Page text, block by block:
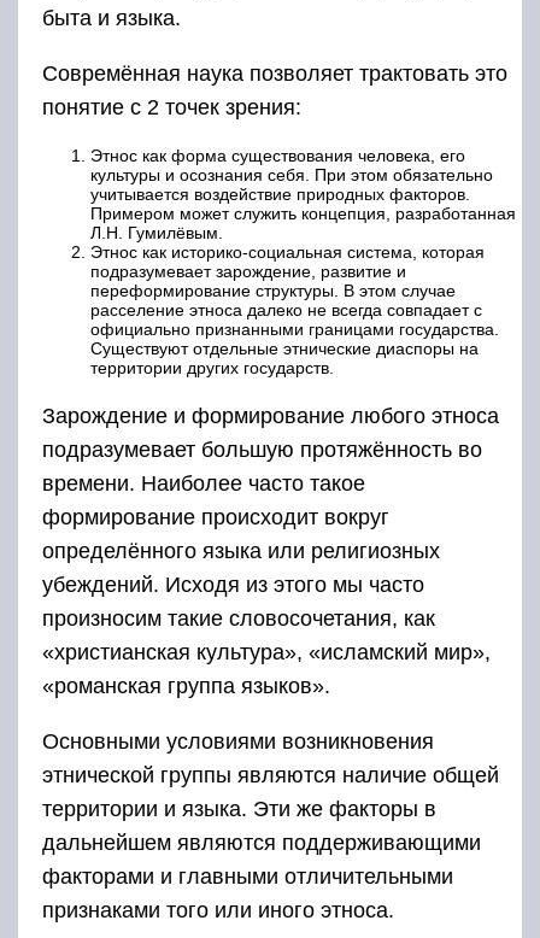
быта и языка.
Совремённая наука позволяет трактовать это
понятие с 2 точек зрения:
Этнос как форма существования человека, его
культуры и осознания себя. При этом обязательно
учитывается воздействие природных факторов.
Примером может служить концепция, разработанная
Л.Н. Гумилёвым.
Этнос как историко-социальная система, которая
подразумевает зарождение, развитие и
переформирование структуры. В этом случае
расселение этноса далеко не всегда совпадает с
официально признанными границами государства.
Существуют отдельные этнические диаспоры на
территории других государств.
Зарождение и формирование любого этноса
подразумевает большую протяжённость во
времени. Наиболее часто такое
формирование происходит вокруг
определённого языка или религиозных
убеждений. Исходя из этого мы часто
произносим такие словосочетания, как
«христианская культура», «исламский мир»,
«романская группа языков».
Основными условиями возникновения
этнической группы являются наличие общей
территории и языка. Эти же факторы в
дальнейшем являются поддерживающими
факторами и главными отличительными
признаками того или иного этноса.